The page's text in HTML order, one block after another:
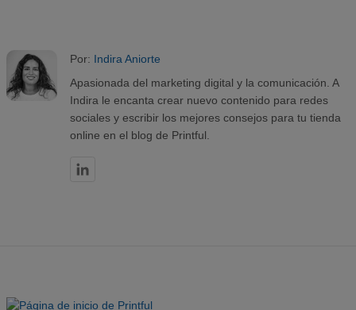
Por: Indira Aniorte
Apasionada del marketing digital y la comunicación. A
Indira le encanta crear nuevo contenido para redes
sociales y escribir los mejores consejos para tu tienda
online en el blog de Printful.